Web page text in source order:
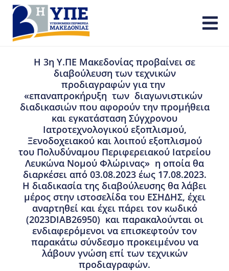
Η 3η Υ.ΠΕ Μακεδονίας προβαίνει σε
διαβούλευση των τεχνικών
προδιαγραφών για την
«επαναπροκήρυξη των διαγωνιστικών
διαδικασιών που αφορούν την προμήθεια
και εγκατάσταση Σύγχρονου
Ιατροτεχνολογικού εξοπλισμού,
Ξενοδοχειακού και λοιπού εξοπλισμού
του Πολυδύναμου Περιφερειακού Ιατρείου
Λευκώνα Νομού Φλώρινας» η οποία θα
διαρκέσει από 03.08.2023 έως 17.08.2023.
Η διαδικασία της διαβούλευσης θα λάβει
μέρος στην ιστοσελίδα του ΕΣΗΔΗΣ, έχει
αναρτηθεί και έχει πάρει τον κωδικό
(2023DIAB26950) και παρακαλούνται οι
ενδιαφερόμενοι να επισκεφτούν τον
παρακάτω σύνδεσμο προκειμένου να
λάβουν γνώση επί των τεχνικών
προδιαγραφών.